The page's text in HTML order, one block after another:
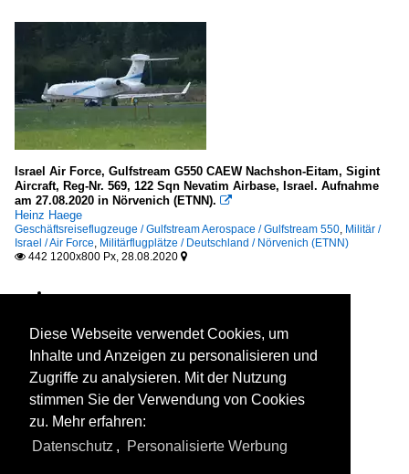
Israel Air Force, Gulfstream G550 CAEW Nachshon-Eitam, Sigint
Aircraft, Reg-Nr. 569, 122 Sqn Nevatim Airbase, Israel. Aufnahme
am 27.08.2020 in Nörvenich (ETNN). 
Heinz Haege
Geschäftsreiseflugzeuge / Gulfstream Aerospace / Gulfstream 550, Militär /
Israel / Air Force, Militärflugplätze / Deutschland / Nörvenich (ETNN)
 442 1200x800 Px, 28.08.2020 
Diese Webseite verwendet Cookies, um
Inhalte und Anzeigen zu personalisieren und
Zugriffe zu analysieren. Mit der Nutzung
stimmen Sie der Verwendung von Cookies
zu. Mehr erfahren:
Datenschutz , Personalisierte Werbung